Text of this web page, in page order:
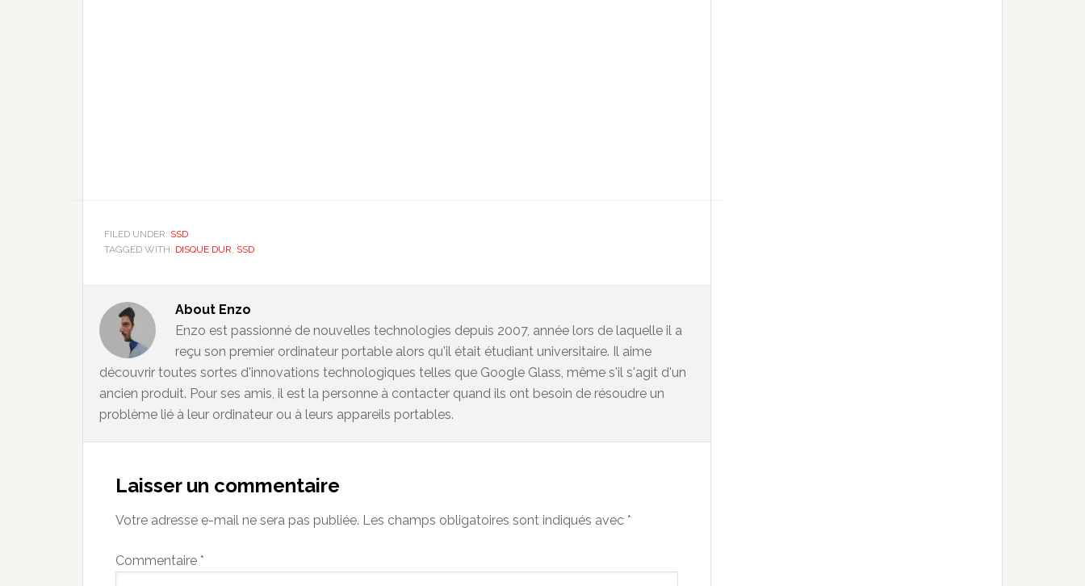
FILED UNDER: SSD
TAGGED WITH: DISQUE DUR, SSD
About Enzo
Enzo est passionné de nouvelles technologies depuis 2007, année lors de laquelle il a
reçu son premier ordinateur portable alors qu'il était étudiant universitaire. Il aime
découvrir toutes sortes d'innovations technologiques telles que Google Glass, même s'il s'agit d'un
ancien produit. Pour ses amis, il est la personne à contacter quand ils ont besoin de résoudre un
problème lié à leur ordinateur ou à leurs appareils portables.
Interactions
Laisser un commentaire
Votre adresse e-mail ne sera pas publiée. Les champs obligatoires sont indiqués avec *
Commentaire *